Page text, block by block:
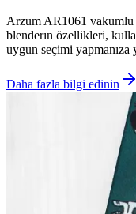
Arzum AR1061
blenderın özellikleri,
uygun seçimi yapmanıza
Daha fazla bilgi edinin